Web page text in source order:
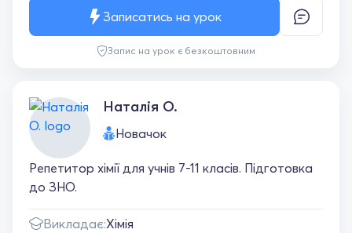
Запис на урок є безкоштовним
Записатись на урок
Наталія О.
Новачок
Репетитор хімії для учнів 7-11 класів. Підготовка
до ЗНО.
Викладає:Хімія